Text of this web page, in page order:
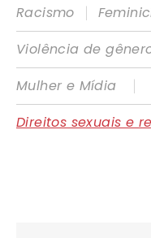
Racismo
|
Violência de
Mulher e Mídia
|
Direitos sexuais e